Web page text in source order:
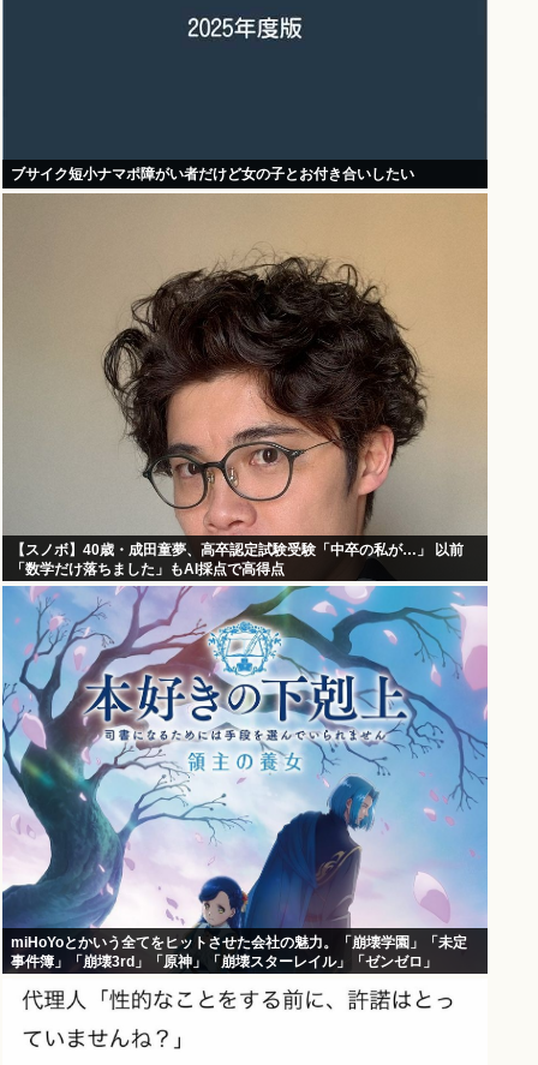
ブサイク短小ナマポ障がい者だけど女の子とお付き合いしたい
【スノボ】40歳・成田童夢、高卒認定試験受験「中卒の私が…」 以前
「数学だけ落ちました」もAI採点で高得点
miHoYoとかいう全てをヒットさせた会社の魅力。「崩壊学園」「未定
事件簿」「崩壊3rd」「原神」「崩壊スターレイル」「ゼンゼロ」